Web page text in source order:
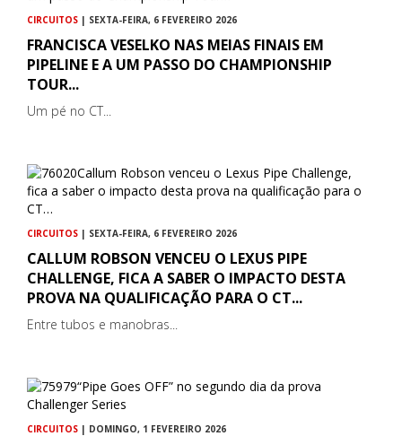
CIRCUITOS | SEXTA-FEIRA, 6 FEVEREIRO 2026
FRANCISCA VESELKO NAS MEIAS FINAIS EM
PIPELINE E A UM PASSO DO CHAMPIONSHIP
TOUR...
Um pé no CT...
CIRCUITOS | SEXTA-FEIRA, 6 FEVEREIRO 2026
CALLUM ROBSON VENCEU O LEXUS PIPE
CHALLENGE, FICA A SABER O IMPACTO DESTA
PROVA NA QUALIFICAÇÃO PARA O CT...
Entre tubos e manobras...
CIRCUITOS | DOMINGO, 1 FEVEREIRO 2026